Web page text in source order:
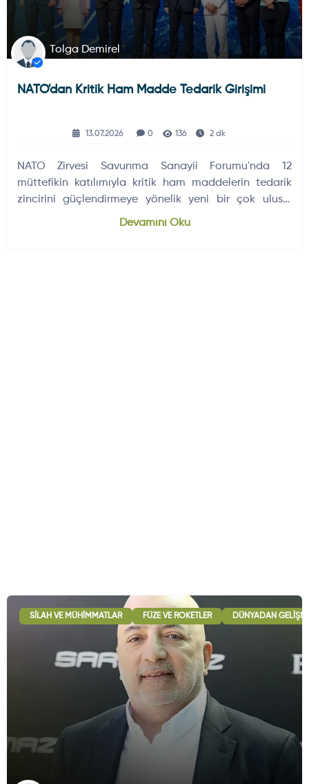
Tolga Demirel
NATO'dan Kritik Ham Madde Tedarik Girişimi
13.07.2026 0 136 2 dk
NATO Zirvesi Savunma Sanayii Forumu'nda 12
müttefikin katılımıyla kritik ham maddelerin tedarik
zincirini güçlendirmeye yönelik yeni bir çok uluslu
Devamını Oku
SILAH VE MÜHIMMATLAR FÜZE VE ROKETLER DÜNYADAN